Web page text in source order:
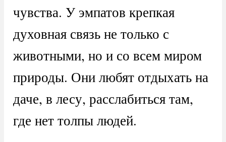
чувства. У эмпатов крепкая
духовная связь не только с
животными, но и со всем миром
природы. Они любят отдыхать на
даче, в лесу, расслабиться там,
где нет толпы людей.